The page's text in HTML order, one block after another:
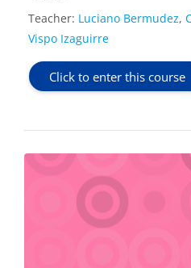
Teacher: Luciano Bermudez,
Vispo Izaguirre
Click to enter this course